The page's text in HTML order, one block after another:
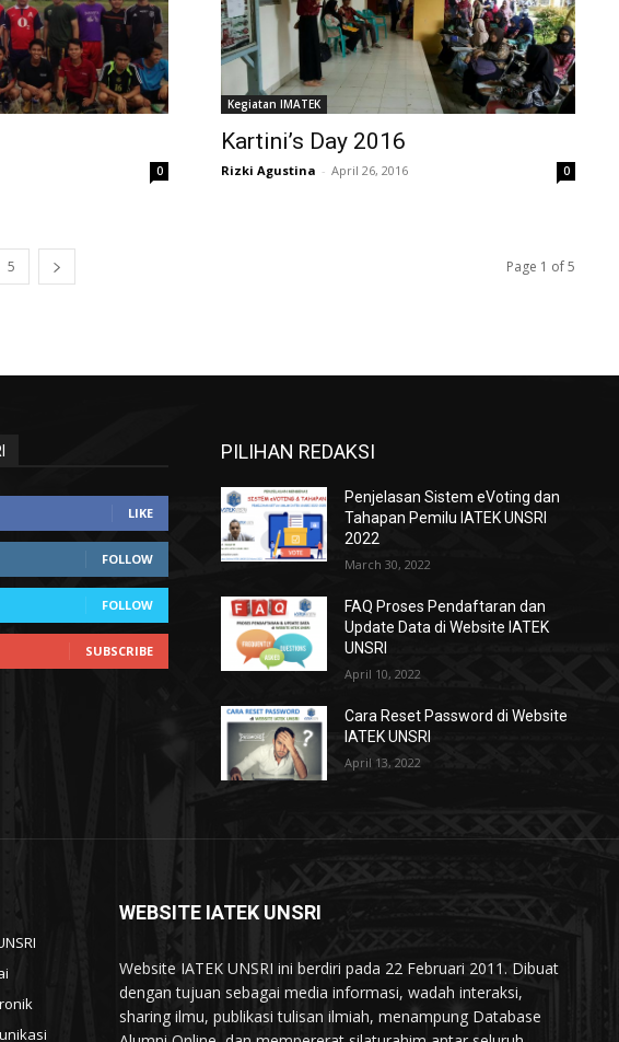
0
Kegiatan IMATEK
Kartini’s Day 2016
Rizki Agustina - April 26, 2016 0
5 Page 1 of 5
LIKE
FOLLOW
FOLLOW
SUBSCRIBE
PILIHAN REDAKSI
Penjelasan Sistem eVoting dan
Tahapan Pemilu IATEK UNSRI
2022
March 30, 2022
FAQ Proses Pendaftaran dan
Update Data di Website IATEK
UNSRI
April 10, 2022
Cara Reset Password di Website
IATEK UNSRI
April 13, 2022
WEBSITE IATEK UNSRI
Website IATEK UNSRI ini berdiri pada 22 Februari 2011. Dibuat
dengan tujuan sebagai media informasi, wadah interaksi,
sharing ilmu, publikasi tulisan ilmiah, menampung Database